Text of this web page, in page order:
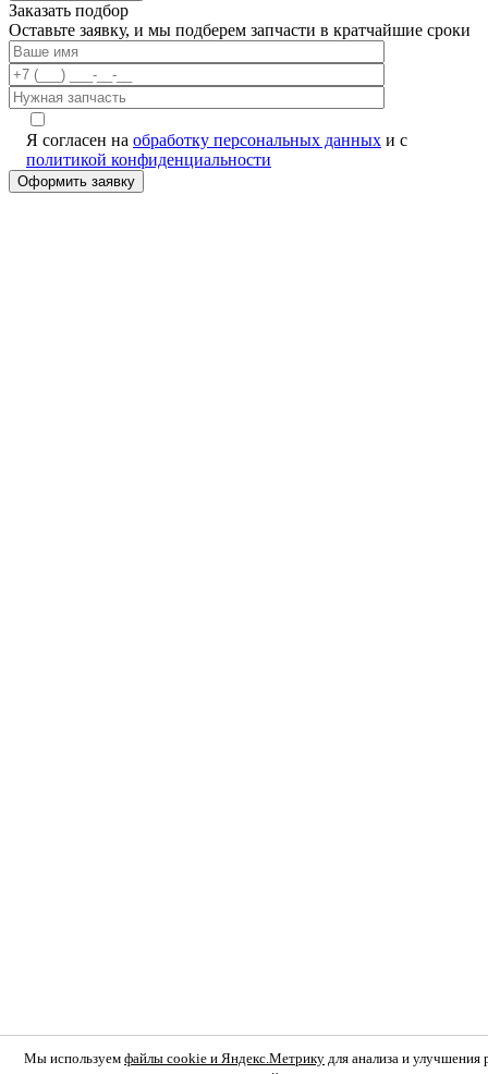
Заказать подбор
Оставьте заявку, и мы подберем запчасти в кратчайшие сроки
Я согласен на обработку персональных данных и с
политикой конфиденциальности
Мы используем файлы cookie и Яндекс.Метрику для анализа и улучшения